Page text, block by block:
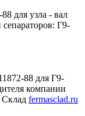
для узла - вал
Г9-
88 для Г9-
компании
fermasclad.ru